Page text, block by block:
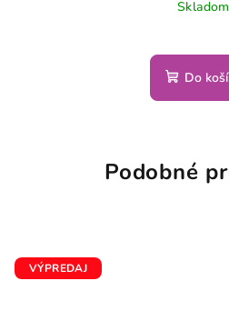
Skladom
Do
Podobné
VÝPREDAJ